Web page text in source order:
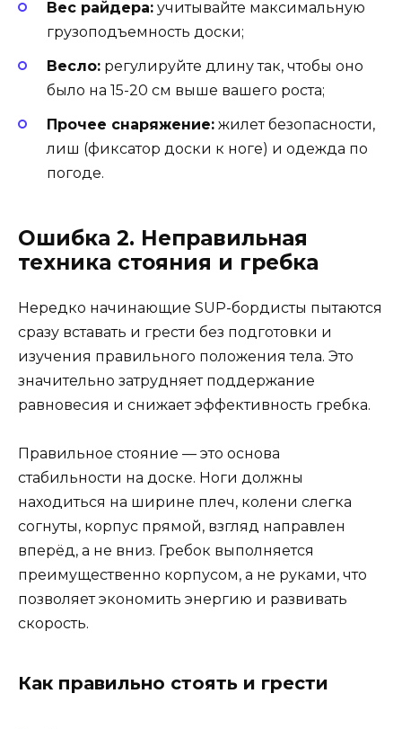
Вес райдера: учитывайте максимальную
грузоподъемность доски;
Весло: регулируйте длину так, чтобы оно
было на 15-20 см выше вашего роста;
Прочее снаряжение: жилет безопасности,
лиш (фиксатор доски к ноге) и одежда по
погоде.
Ошибка 2. Неправильная
техника стояния и гребка
Нередко начинающие SUP-бордисты пытаются
сразу вставать и грести без подготовки и
изучения правильного положения тела. Это
значительно затрудняет поддержание
равновесия и снижает эффективность гребка.
Правильное стояние — это основа
стабильности на доске. Ноги должны
находиться на ширине плеч, колени слегка
согнуты, корпус прямой, взгляд направлен
вперёд, а не вниз. Гребок выполняется
преимущественно корпусом, а не руками, что
позволяет экономить энергию и развивать
скорость.
Как правильно стоять и грести